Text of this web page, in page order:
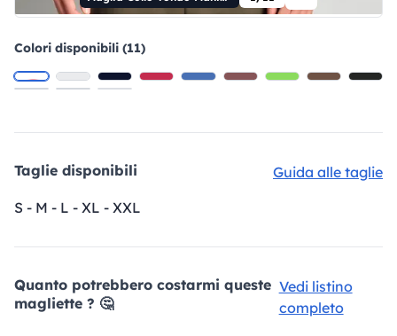
Colori disponibili (11)
Taglie disponibili
Guida alle taglie
S - M - L - XL - XXL
Quanto potrebbero costarmi queste
magliette ? 🤔
Vedi listino
completo